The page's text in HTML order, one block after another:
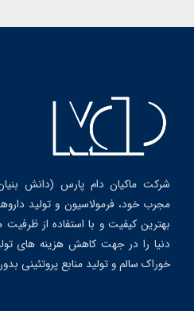
شرکت ماکیان دام پارس (دانش
مجرب خود، فرمولاسیون و تولید
بهترین کیفیت و با استفاده از
دنیا را در جهت کاهش هزینه های
خوراک سالم و تولید منابع پروتئینی